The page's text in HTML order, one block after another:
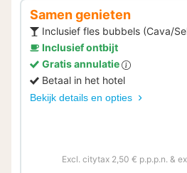
Samen genieten
Inclusief fles bubbels (Cava/
Inclusief ontbijt
Gratis annulatie
Betaal in het hotel
Bekijk details en opties
Excl. citytax 2,50 € p.p.p.n. &